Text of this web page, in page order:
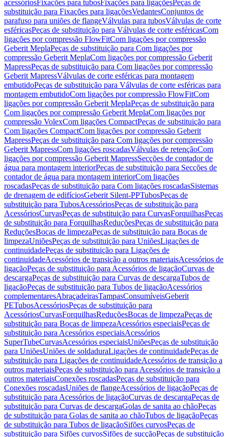
acessóriosFixações para tubosFixações para ligaçõesPeças de
substituição para Fixações para ligaçõesVedantesConjuntos de
parafuso para uniões de flangeVálvulas para tubosVálvulas de corte
esféricasPeças de substituição para Válvulas de corte esféricasCom
ligações por compressão FlowFitCom ligações por compressão
Geberit MeplaPeças de substituição para Com ligações por
compressão Geberit MeplaCom ligações por compressão Geberit
MapressPeças de substituição para Com ligações por compressão
Geberit MapressVálvulas de corte esféricas para montagem
embutidoPeças de substituição para Válvulas de corte esféricas para
montagem embutidoCom ligações por compressão FlowFitCom
ligações por compressão Geberit MeplaPeças de substituição para
Com ligações por compressão Geberit MeplaCom ligações por
compressão VolexCom ligações CompactPeças de substituição para
Com ligações CompactCom ligações por compressão Geberit
MapressPeças de substituição para Com ligações por compressão
Geberit MapressCom ligações roscadasVálvulas de retençãoCom
ligações por compressão Geberit MapressSecções de contador de
água para montagem interiorPeças de substituição para Secções de
contador de água para montagem interiorCom ligações
roscadasPeças de substituição para Com ligações roscadasSistemas
de drenagem de edifíciosGeberit Silent-PPTubosPeças de
substituição para TubosAcessóriosPeças de substituição para
AcessóriosCurvasPeças de substituição para CurvasForquilhasPeças
de substituição para ForquilhasReduçõesPeças de substituição para
ReduçõesBocas de limpezaPeças de substituição para Bocas de
limpezaUniõesPeças de substituição para UniõesLigações de
continuidadePeças de substituição para Ligações de
continuidadeAcessórios de transição a outros materiaisAcessórios de
ligaçãoPeças de substituição para Acessórios de ligaçãoCurvas de
descargaPeças de substituição para Curvas de descargaTubos de
ligaçãoPeças de substituição para Tubos de ligaçãoAcessórios
complementaresAbraçadeirasTampasConsumíveisGeberit
PETubosAcessóriosPeças de substituição para
AcessóriosCurvasForquilhasReduçõesBocas de limpezaPeças de
substituição para Bocas de limpezaAcessórios especiaisPeças de
substituição para Acessórios especiaisAcessórios
SuperTubeCurvasAcessórios especiaisUniõesPeças de substituição
para UniõesUniões de soldaduraLigações de continuidadePeças de
substituição para Ligações de continuidadeAcessórios de transição a
outros materiaisPeças de substituição para Acessórios de transição a
outros materiaisConexões roscadasPeças de substituição para
Conexões roscadasUniões de flangeAcessórios de ligaçãoPeças de
substituição para Acessórios de ligaçãoCurvas de descargaPeças de
substituição para Curvas de descargaGolas de sanita ao chãoPeças
de substituição para Golas de sanita ao chãoTubos de ligaçãoPeças
de substituição para Tubos de ligaçãoSifões curvosPeças de
substituição para Sifões curvosSifões de sucçãoPeças de substituição